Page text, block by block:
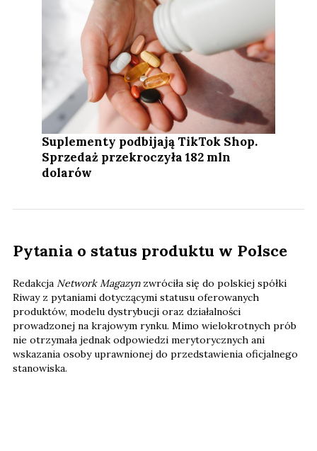
Suplementy podbijają TikTok Shop.
Sprzedaż przekroczyła 182 mln
dolarów
Pytania o status produktu w Polsce
Redakcja Network Magazynzwróciła się do polskiej spółki
Riway z pytaniami dotyczącymi statusu oferowanych
produktów, modelu dystrybucji oraz działalności
prowadzonej na krajowym rynku. Mimo wielokrotnych prób
nie otrzymała jednak odpowiedzi merytorycznych ani
wskazania osoby uprawnionej do przedstawienia oficjalnego
stanowiska.